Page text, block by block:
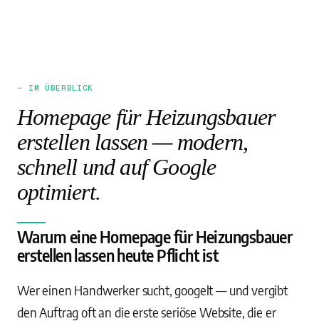
— IM ÜBERBLICK
Homepage für Heizungsbauer
erstellen lassen — modern,
schnell und auf Google
optimiert.
Warum eine Homepage für Heizungsbauer
erstellen lassen heute Pflicht ist
Wer einen Handwerker sucht, googelt — und vergibt
den Auftrag oft an die erste seriöse Website, die er